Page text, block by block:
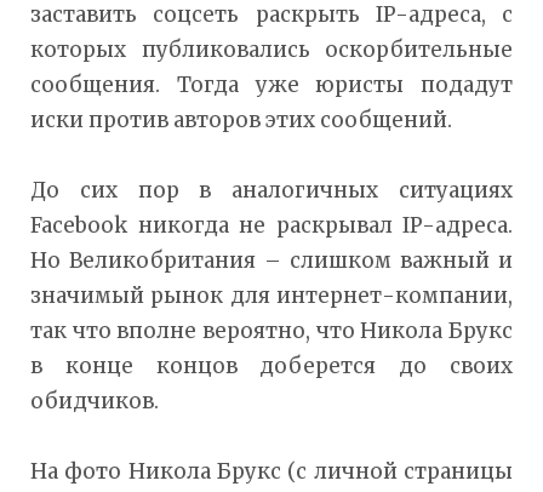
заставить соцсеть раскрыть IP-адреса, с
которых публиковались оскорбительные
сообщения. Тогда уже юристы подадут
иски против авторов этих сообщений.
До сих пор в аналогичных ситуациях
Facebook никогда не раскрывал IP-адреса.
Но Великобритания – слишком важный и
значимый рынок для интернет-компании,
так что вполне вероятно, что Никола Брукс
в конце концов доберется до своих
обидчиков.
На фото Никола Брукс (с личной страницы